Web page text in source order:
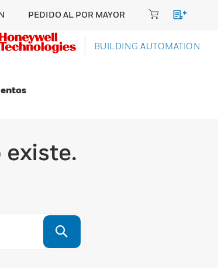
PEDIDO AL POR MAYOR
BUILDING AUTOMATION